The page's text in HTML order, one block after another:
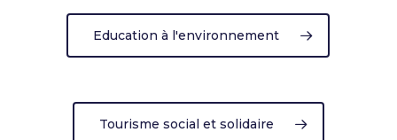
Education à l'environnement
Tourisme social et solidaire